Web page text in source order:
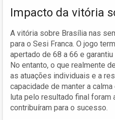
Impacto da vitória
A vitória sobre Brasília nas
para o Sesi Franca. O jogo
apertado de 68 a 66 e
No entanto, o que realmente
as atuações individuais e a
capacidade de manter a
luta pelo resultado final foram
contribuíram para o sucesso.